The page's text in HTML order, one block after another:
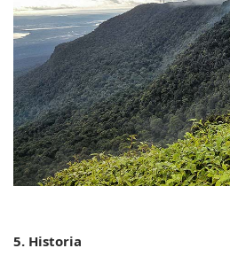
5. Historia